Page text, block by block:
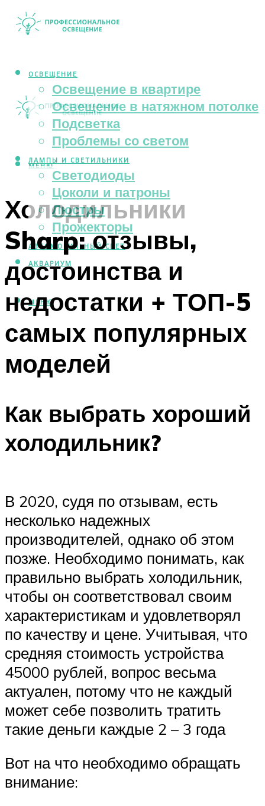
ОСВЕЩЕНИЕ
Освещение в квартире
Освещение в натяжном потолке
Подсветка
Проблемы со светом
ЛАМПЫ И СВЕТИЛЬНИКИ
Светодиоды
Цоколи и патроны
Люстры
Прожекторы
АВТОМОБИЛЬНЫЙ СВЕТ
АКВАРИУМ
МЕНЮ
МЕНЮ
Холодильники
Sharp: отзывы,
достоинства и
недостатки + ТОП-5
самых популярных
моделей
Как выбрать хороший
холодильник?
В 2020, судя по отзывам, есть
несколько надежных
производителей, однако об этом
позже. Необходимо понимать, как
правильно выбрать холодильник,
чтобы он соответствовал своим
характеристикам и удовлетворял
по качеству и цене. Учитывая, что
средняя стоимость устройства
45000 рублей, вопрос весьма
актуален, потому что не каждый
может себе позволить тратить
такие деньги каждые 2 – 3 года
Вот на что необходимо обращать
внимание: